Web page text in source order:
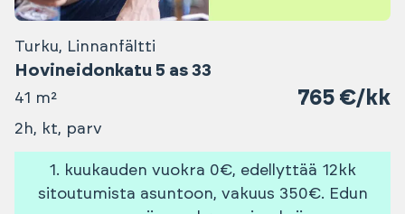
Turku, Linnanfältti
Hovineidonkatu 5 as 33
41 m² 765 €/kk
2h, kt, parv
1. kuukauden vuokra 0€, edellyttää 12kk
sitoutumista asuntoon, vakuus 350€. Edun